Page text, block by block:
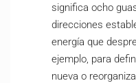
significa ocho
direcciones
energía que
ejemplo, para
nueva o